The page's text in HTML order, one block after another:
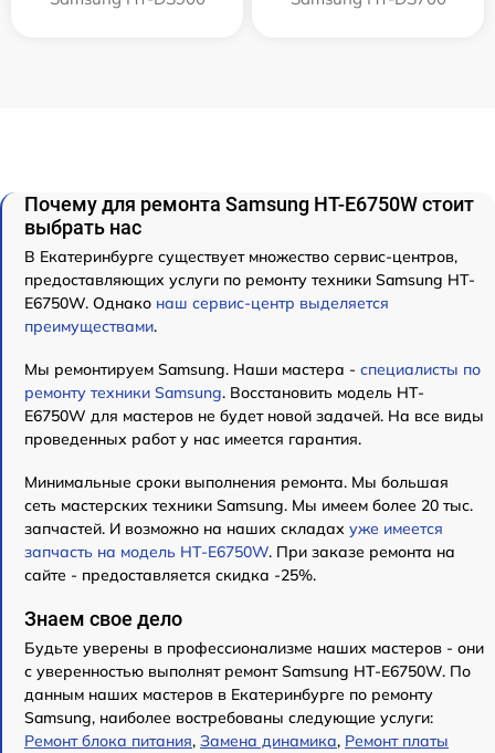
Почему для ремонта Samsung HT-E6750W стоит
выбрать нас
В Екатеринбурге существует множество сервис-центров,
предоставляющих услуги по ремонту техники Samsung HT-
E6750W. Однако наш сервис-центр выделяется
преимуществами.
Мы ремонтируем Samsung. Наши мастера - специалисты по
ремонту техники Samsung. Восстановить модель HT-
E6750W для мастеров не будет новой задачей. На все виды
проведенных работ у нас имеется гарантия.
Минимальные сроки выполнения ремонта. Мы большая
сеть мастерских техники Samsung. Мы имеем более 20 тыс.
запчастей. И возможно на наших складах уже имеется
запчасть на модель HT-E6750W. При заказе ремонта на
сайте - предоставляется скидка -25%.
Знаем свое дело
Будьте уверены в профессионализме наших мастеров - они
с уверенностью выполнят ремонт Samsung HT-E6750W. По
данным наших мастеров в Екатеринбурге по ремонту
Samsung, наиболее востребованы следующие услуги:
Ремонт блока питания, Замена динамика, Ремонт платы